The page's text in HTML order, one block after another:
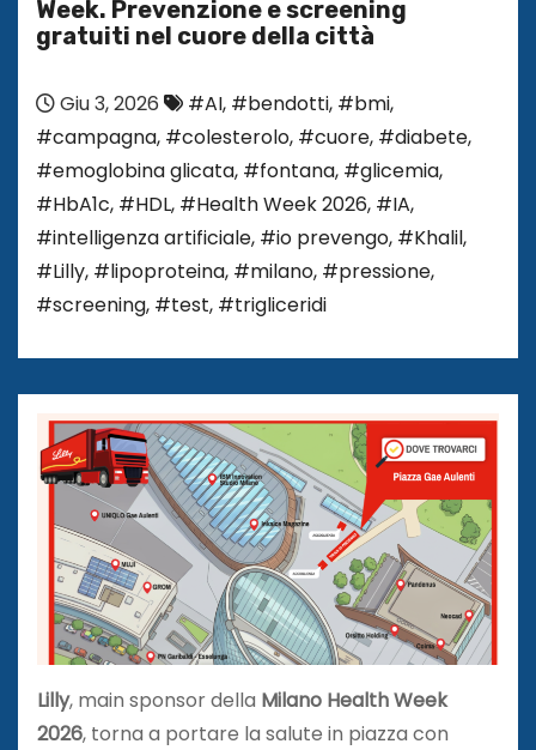
Week. Prevenzione e screening
gratuiti nel cuore della città
Giu 3, 2026 #AI, #bendotti, #bmi,
#campagna, #colesterolo, #cuore, #diabete,
#emoglobina glicata, #fontana, #glicemia,
#HbA1c, #HDL, #Health Week 2026, #IA,
#intelligenza artificiale, #io prevengo, #Khalil,
#Lilly, #lipoproteina, #milano, #pressione,
#screening, #test, #trigliceridi
Lilly, main sponsor della Milano Health Week
2026, torna a portare la salute in piazza con